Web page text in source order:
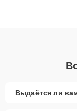
Выдаётся ли